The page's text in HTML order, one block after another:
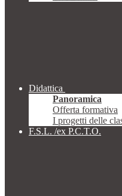
Didattica
Panoramica
Offerta formativa
I progetti delle
F.S.L. /ex P.C.T.O.